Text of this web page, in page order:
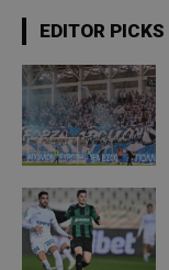
EDITOR PICKS